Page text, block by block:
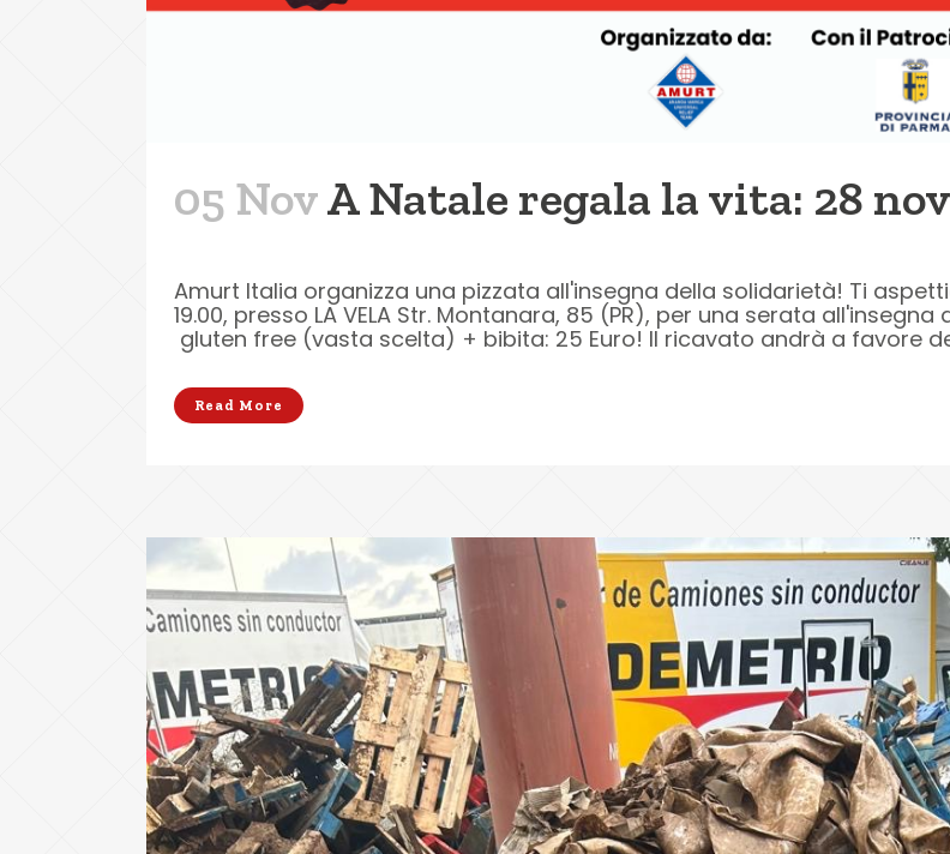
05 NovA Natale regala la vita: 28
Amurt Italia organizza una pizzata all'insegna della solidarietà! Ti
19.00, presso LA VELA Str. Montanara, 85 (PR), per una serata
gluten free (vasta scelta) + bibita: 25 Euro! Il ricavato andrà a favore
Read More